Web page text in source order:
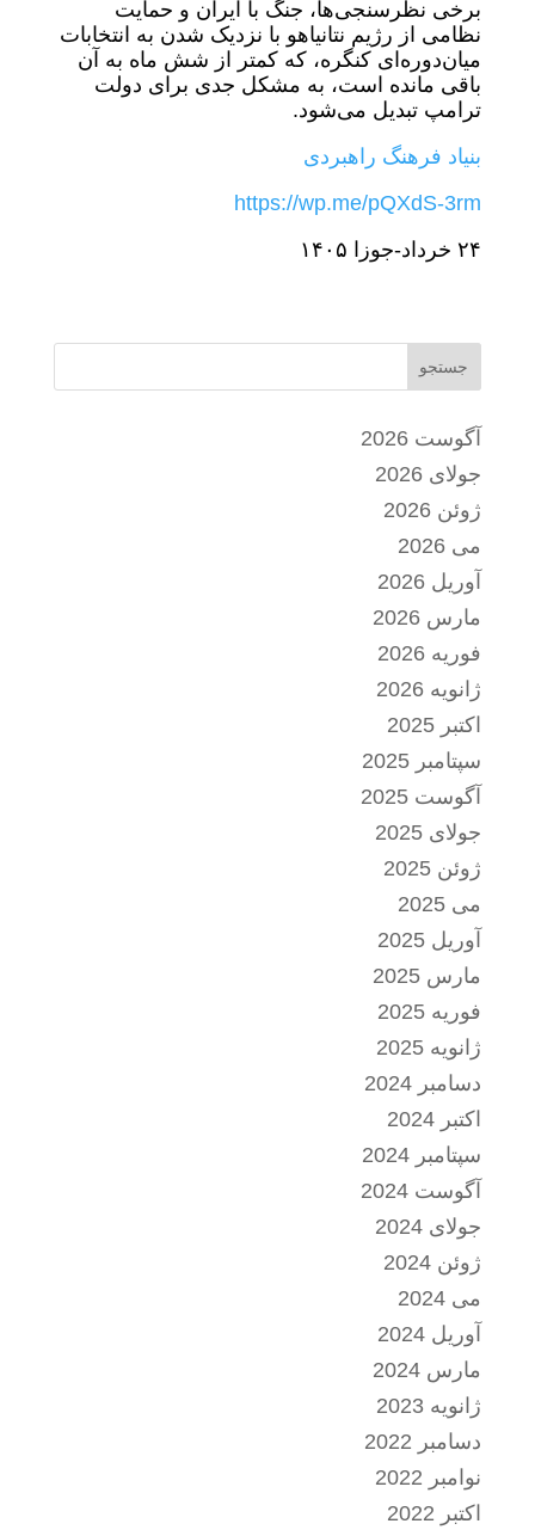
برخی نظرسنجی‌ها، جنگ با ایران و حمایت
نظامی از رژیم نتانیاهو با نزدیک شدن به انتخابات
میان‌دوره‌ای کنگره، که کمتر از شش ماه به آن
باقی مانده است، به مشکل جدی برای دولت
ترامپ تبدیل می‌شود.
بنیاد فرهنگ راهبردی
https://wp.me/pQXdS-3rm
٢۴ خرداد-جوزا ١۴٠۵
جستجو
آگوست 2026
جولای 2026
ژوئن 2026
می 2026
آوریل 2026
مارس 2026
فوریه 2026
ژانویه 2026
اکتبر 2025
سپتامبر 2025
آگوست 2025
جولای 2025
ژوئن 2025
می 2025
آوریل 2025
مارس 2025
فوریه 2025
ژانویه 2025
دسامبر 2024
اکتبر 2024
سپتامبر 2024
آگوست 2024
جولای 2024
ژوئن 2024
می 2024
آوریل 2024
مارس 2024
ژانویه 2023
دسامبر 2022
نوامبر 2022
اکتبر 2022